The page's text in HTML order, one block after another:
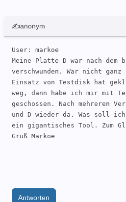
✍anonym
User: markoe
Meine Platte D war nach dem
verschwunden. War nicht
Einsatz von Testdisk hat
weg, dann habe ich mir mit
geschossen. Nach mehreren
und D wieder da. Was soll
ein gigantisches Tool. Zum
Gruß Markoe
Antworten